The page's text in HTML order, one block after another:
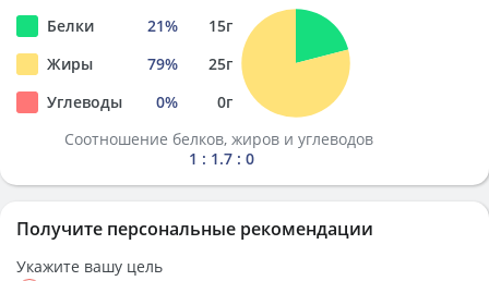
Белки 21% 15г
Жиры
79% 25г
Углеводы
0% 0г
Соотношение белков, жиров и углеводов
1 : 1.7 : 0
Получите персональные рекомендации
Укажите вашу цель